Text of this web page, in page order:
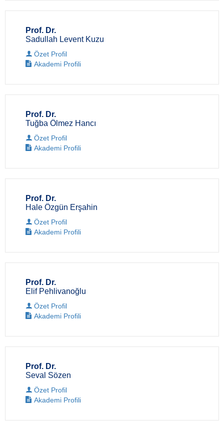
Prof. Dr.
Sadullah Levent Kuzu
Özet Profil
Akademi Profili
Prof. Dr.
Tuğba Ölmez Hancı
Özet Profil
Akademi Profili
Prof. Dr.
Hale Özgün Erşahin
Özet Profil
Akademi Profili
Prof. Dr.
Elif Pehlivanoğlu
Özet Profil
Akademi Profili
Prof. Dr.
Seval Sözen
Özet Profil
Akademi Profili